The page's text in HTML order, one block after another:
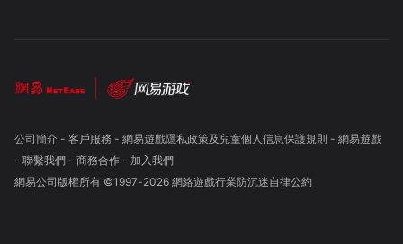
公司簡介- 客戶服務 - 網易遊戲隱私政策及兒童個人信息保護規則 - 網易遊戲
- 聯繫我們- 商務合作- 加入我們
網易公司版權所有 ©1997-2026 網絡遊戲行業防沉迷自律公約